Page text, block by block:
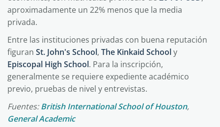
aproximadamente un 22% menos que la media
privada.
Entre las instituciones privadas con buena reputación
figuran St. John's School, The Kinkaid Schooly
Episcopal High School. Para la inscripción,
generalmente se requiere expediente académico
previo, pruebas de nivel y entrevistas.
Fuentes:British International School of Houston,
General Academic